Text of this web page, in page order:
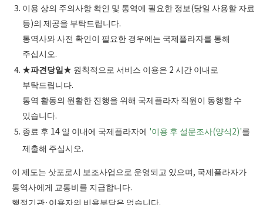
이용 상의 주의사항 확인 및 통역에 필요한 정보(당일 사용할 자료
등)의 제공을 부탁드립니다.
통역사와 사전 확인이 필요한 경우에는 국제플라자를 통해
주십시오.
★파견당일★ 원칙적으로 서비스 이용은 2 시간 이내로
부탁드립니다.
통역 활동의 원활한 진행을 위해 국제플라자 직원이 동행할 수
있습니다.
종료 후 14 일 이내에 국제플라자에 '이용 후 설문조사(양식2)'를
제출해 주십시오.
이 제도는 삿포로시 보조사업으로 운영되고 있으며, 국제플라자가
통역사에게 교통비를 지급합니다.
행정기관·이용자의 비용부담은 없습니다.